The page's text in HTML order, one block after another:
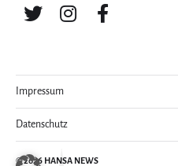
Impressum
Datenschutz
© 2026 HANSA NEWS